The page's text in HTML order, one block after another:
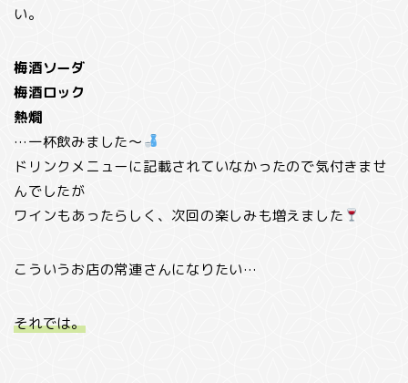
い。
梅酒ソーダ
梅酒ロック
熱燗
…一杯飲みました～
ドリンクメニューに記載されていなかったので気付きませ
んでしたが
ワインもあったらしく、次回の楽しみも増えました
こういうお店の常連さんになりたい…
それでは。